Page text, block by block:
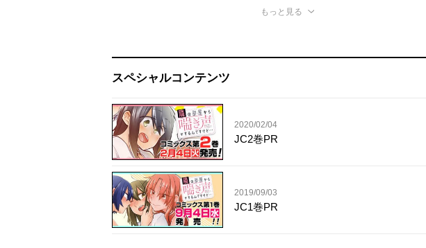
もっと見る
スペシャルコンテンツ
2020/02/04
JC2巻PR
2019/09/03
JC1巻PR